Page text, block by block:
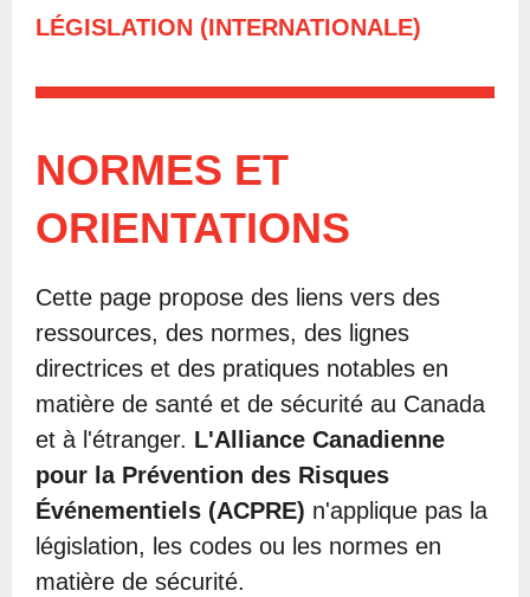
LÉGISLATION (INTERNATIONALE)
NORMES ET
ORIENTATIONS
Cette page propose des liens vers des
ressources, des normes, des lignes
directrices et des pratiques notables en
matière de santé et de sécurité au Canada
et à l'étranger. L'Alliance Canadienne
pour la Prévention des Risques
Événementiels (ACPRE) n'applique pas la
législation, les codes ou les normes en
matière de sécurité.